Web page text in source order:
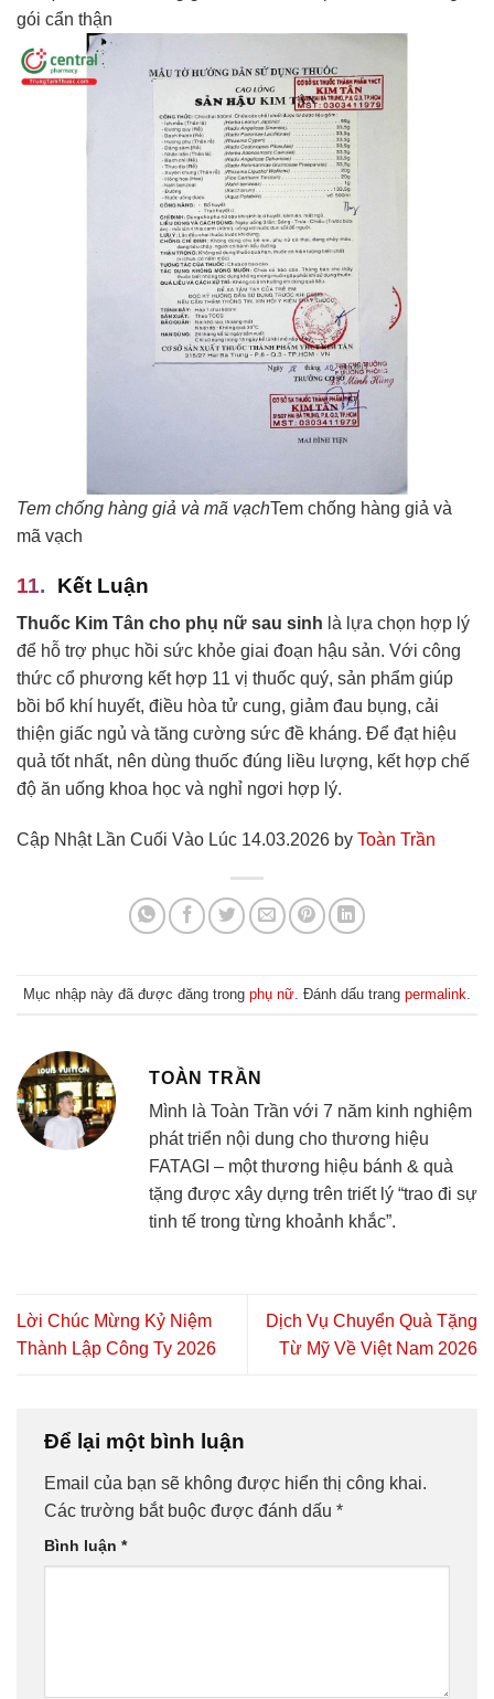
gói cẩn thận
Tem chống hàng giả và mã vạchTem chống hàng giả và
mã vạch
Kết Luận
Thuốc Kim Tân cho phụ nữ sau sinh là lựa chọn hợp lý
để hỗ trợ phục hồi sức khỏe giai đoạn hậu sản. Với công
thức cổ phương kết hợp 11 vị thuốc quý, sản phẩm giúp
bồi bổ khí huyết, điều hòa tử cung, giảm đau bụng, cải
thiện giấc ngủ và tăng cường sức đề kháng. Để đạt hiệu
quả tốt nhất, nên dùng thuốc đúng liều lượng, kết hợp chế
độ ăn uống khoa học và nghỉ ngơi hợp lý.
Cập Nhật Lần Cuối Vào Lúc 14.03.2026 by Toàn Trần
Mục nhập này đã được đăng trong phụ nữ . Đánh dấu trang permalink
TOÀN TRẦN
Mình là Toàn Trần với 7 năm kinh nghiệm
phát triển nội dung cho thương hiệu
FATAGI – một thương hiệu bánh & quà
tặng được xây dựng trên triết lý “trao đi sự
tinh tế trong từng khoảnh khắc”.
Lời Chúc Mừng Kỷ Niệm
Thành Lập Công Ty 2026
Dịch Vụ Chuyển Quà Tặng
Từ Mỹ Về Việt Nam 2026
Để lại một bình luận
Email của bạn sẽ không được hiển thị công khai.
Các trường bắt buộc được đánh dấu *
Bình luận *